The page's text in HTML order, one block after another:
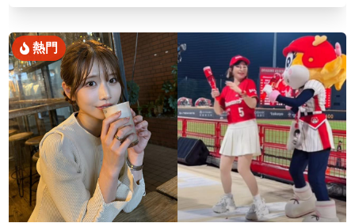
熱門